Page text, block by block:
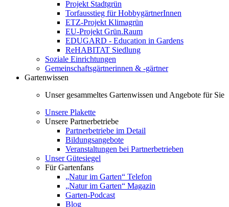
Projekt Stadtgrün
Torfausstieg für HobbygärtnerInnen
ETZ-Projekt Klimagrün
EU-Projekt Grün.Raum
EDUGARD - Education in Gardens
ReHABITAT Siedlung
Soziale Einrichtungen
Gemeinschaftsgärtnerinnen & -gärtner
Gartenwissen
Unser gesammeltes Gartenwissen und Angebote für Sie
Unsere Plakette
Unsere Partnerbetriebe
Partnerbetriebe im Detail
Bildungsangebote
Veranstaltungen bei Partnerbetrieben
Unser Gütesiegel
Für Gartenfans
„Natur im Garten“ Telefon
„Natur im Garten“ Magazin
Garten-Podcast
Blog